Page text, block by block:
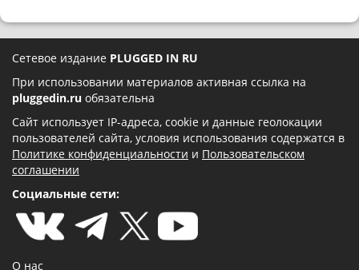
Сетевое издание PLUGGED IN RU
При использовании материалов активная ссылка на
pluggedin.ru обязательна
Сайт использует IP-адреса, cookie и данные геолокации
пользователей сайта, условия использования содержатся в
Политике конфиденциальности и Пользовательском
соглашении
Социальные сети:
О нас